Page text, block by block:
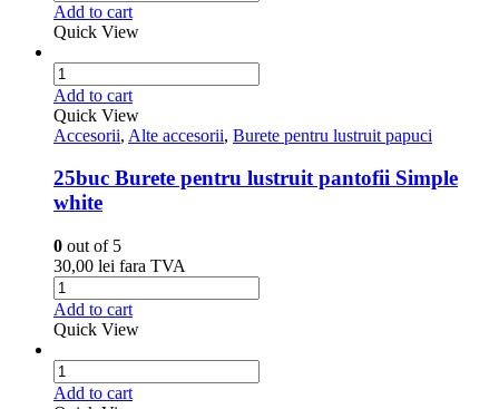
Add to cart
Quick View
Add to cart
Quick View
Accesorii, Alte accesorii, Burete pentru lustruit papuci
25buc Burete pentru lustruit pantofii Simple
white
0 out of 5
30,00 lei fara TVA
Add to cart
Quick View
Add to cart